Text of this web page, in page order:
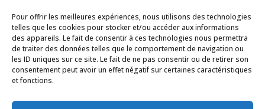
Pour offrir les meilleures expériences, nous utilisons des technologies
telles que les cookies pour stocker et/ou accéder aux informations
des appareils. Le fait de consentir à ces technologies nous permettra
de traiter des données telles que le comportement de navigation ou
les ID uniques sur ce site. Le fait de ne pas consentir ou de retirer son
consentement peut avoir un effet négatif sur certaines caractéristiques
et fonctions.
vitres et carreaux La Baule-Escoublac-Entretien de jardin taille et tonte
Guérande-Entretien de jardin taille et tonte Pornichet-Entretien de
jardin taille et tonte Saint-Nazaire-Entretien de jardin taille et tonte La
Baule-Escoublac-Nettoyage Guérande-Nettoyage Pornichet-